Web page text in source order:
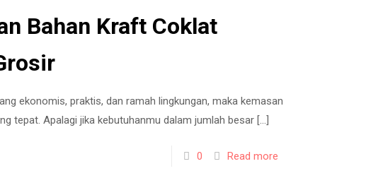
Bahan Kraft Coklat
ekonomis, praktis, dan ramah lingkungan, maka kemasan
tepat. Apalagi jika kebutuhanmu dalam jumlah besar[…]
0 Read more